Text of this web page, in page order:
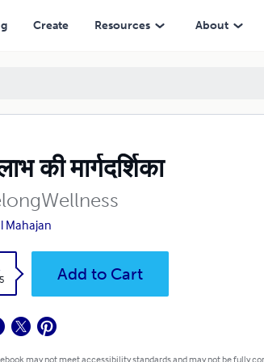
Create Resources About
की मार्गदर्शिका
Mahajan
Add to Cart
may not meet accessibility standards and may not be fully